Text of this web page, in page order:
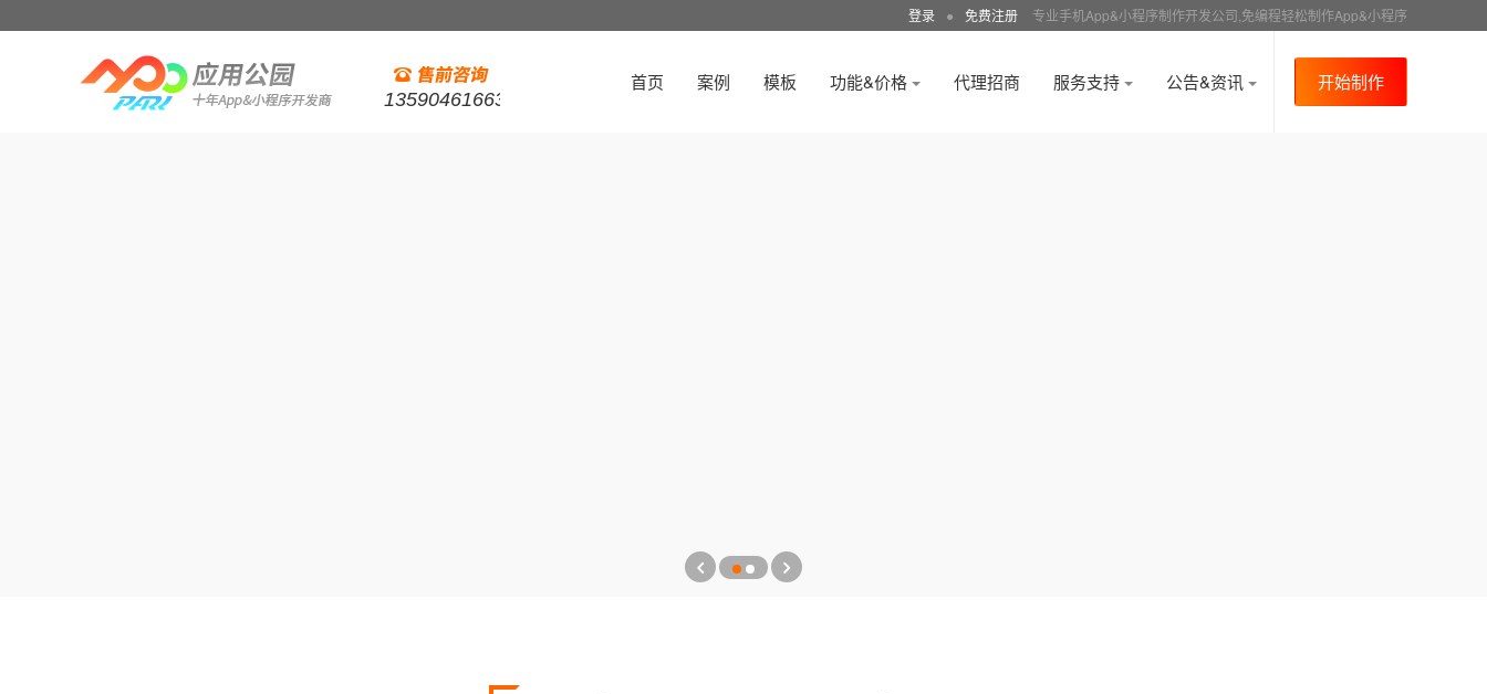
登录 ● 免费注册 专业手机App&小程序制作开发公司,免编程轻松制作App&小程序
13590461663
首页 案例 模板 功能&价格 代理招商 服务支持 公告&资讯 开始制作